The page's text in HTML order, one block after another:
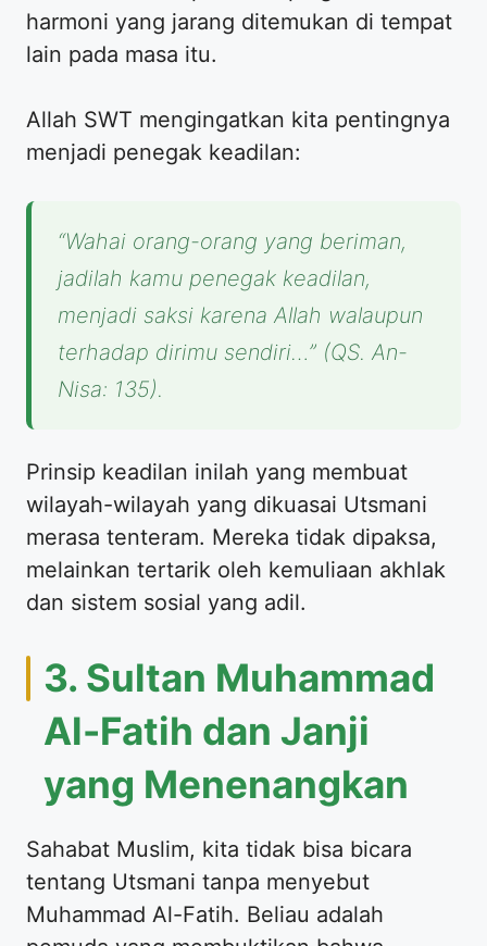
harmoni yang jarang ditemukan di tempat
lain pada masa itu.
​Allah SWT mengingatkan kita pentingnya
menjadi penegak keadilan:
“Wahai orang-orang yang beriman,
jadilah kamu penegak keadilan,
menjadi saksi karena Allah walaupun
terhadap dirimu sendiri…” (QS. An-
Nisa: 135).
​Prinsip keadilan inilah yang membuat
wilayah-wilayah yang dikuasai Utsmani
merasa tenteram. Mereka tidak dipaksa,
melainkan tertarik oleh kemuliaan akhlak
dan sistem sosial yang adil.
​3. Sultan Muhammad
Al-Fatih dan Janji
yang Menenangkan
​Sahabat Muslim, kita tidak bisa bicara
tentang Utsmani tanpa menyebut
Muhammad Al-Fatih. Beliau adalah